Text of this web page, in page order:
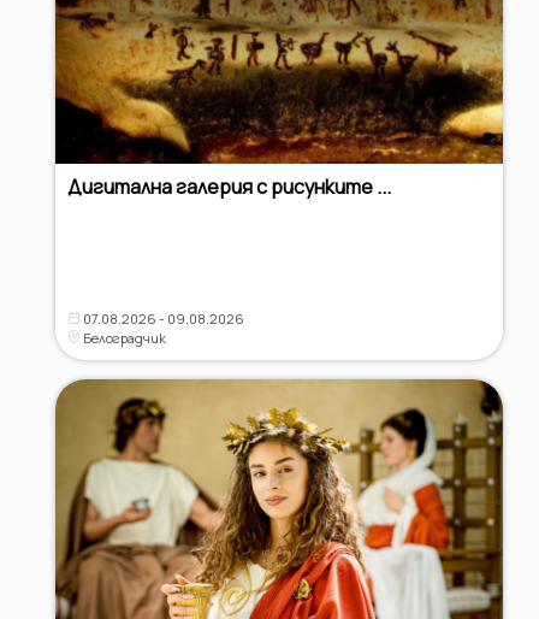
Дигитална галерия с рисунките ...
07.08.2026 - 09.08.2026
Белоградчик